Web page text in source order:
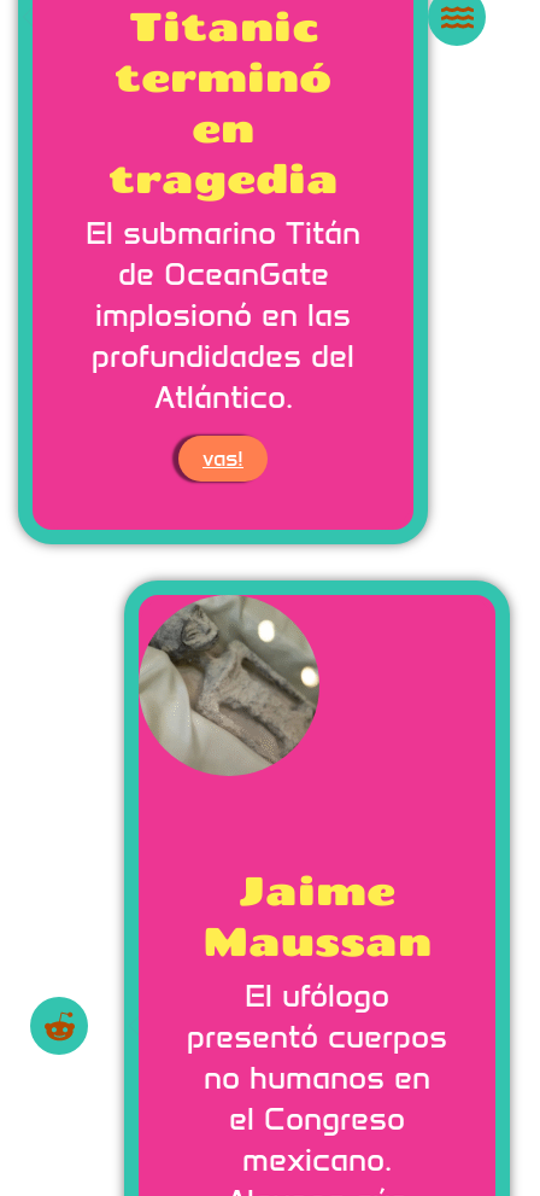
Titanic
terminó
en
tragedia
El submarino Titán
de OceanGate
implosionó en las
profundidades del
Atlántico.
vas!
Jaime
Maussan
El ufólogo
presentó cuerpos
no humanos en
el Congreso
mexicano.